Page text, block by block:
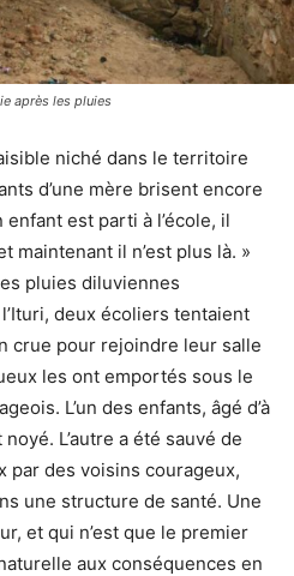
après les pluies
niché dans le territoire
d’une mère brisent encore
enfant est parti à l’école, il
maintenant il n’est plus là. »
pluies diluviennes
deux écoliers tentaient
crue pour rejoindre leur salle
les ont emportés sous le
L’un des enfants, âgé d’à
L’autre a été sauvé de
par des voisins courageux,
une structure de santé. Une
et qui n’est que le premier
aux conséquences en